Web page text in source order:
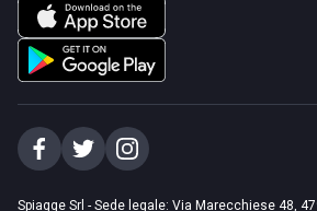
Spiagge Srl - Sede legale: Via Marecchiese 48,